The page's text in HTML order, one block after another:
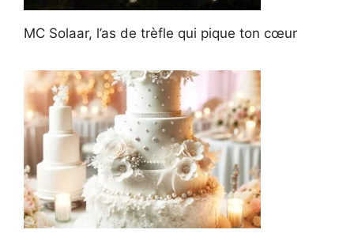
MC Solaar, l’as de trèfle qui pique ton cœur